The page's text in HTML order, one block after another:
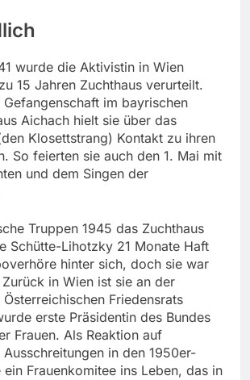
wurde die Aktivistin in Wien
15 Jahren Zuchthaus verurteilt.
im bayrischen
Aichach hielt sie über das
Klosettstrang) Kontakt zu ihren
So feierten sie auch den 1. Mai mit
und dem Singen der
Truppen 1945 das Zuchthaus
Schütte-Lihotzky 21 Monate Haft
hinter sich, doch sie war
in Wien ist sie an der
Friedensrats
erste Präsidentin des Bundes
Frauen. Als Reaktion auf
in den 1950er-
Frauenkomitee ins Leben, das in